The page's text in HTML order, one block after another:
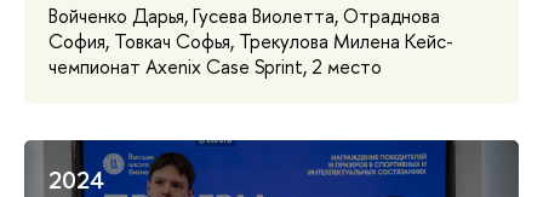
Войченко Дарья, Гусева Виолетта, Отраднова
София, Товкач Софья, Трекулова Милена Кейс-
чемпионат Axenix Case Sprint, 2 место
2024